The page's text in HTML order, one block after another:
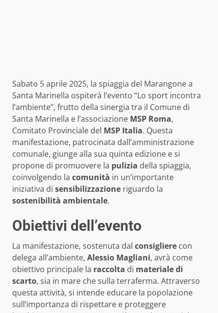
Sabato 5 aprile 2025, la spiaggia del Marangone a
Santa Marinella ospiterà l’evento “Lo sport incontra
l’ambiente”, frutto della sinergia tra il Comune di
Santa Marinella e l’associazione MSP Roma,
Comitato Provinciale del MSP Italia. Questa
manifestazione, patrocinata dall’amministrazione
comunale, giunge alla sua quinta edizione e si
propone di promuovere la pulizia della spiaggia,
coinvolgendo la comunità in un’importante
iniziativa di sensibilizzazione riguardo la
sostenibilità ambientale.
Obiettivi dell’evento
La manifestazione, sostenuta dal consigliere con
delega all’ambiente, Alessio Magliani, avrà come
obiettivo principale la raccolta di materiale di
scarto, sia in mare che sulla terraferma. Attraverso
questa attività, si intende educare la popolazione
sull’importanza di rispettare e proteggere